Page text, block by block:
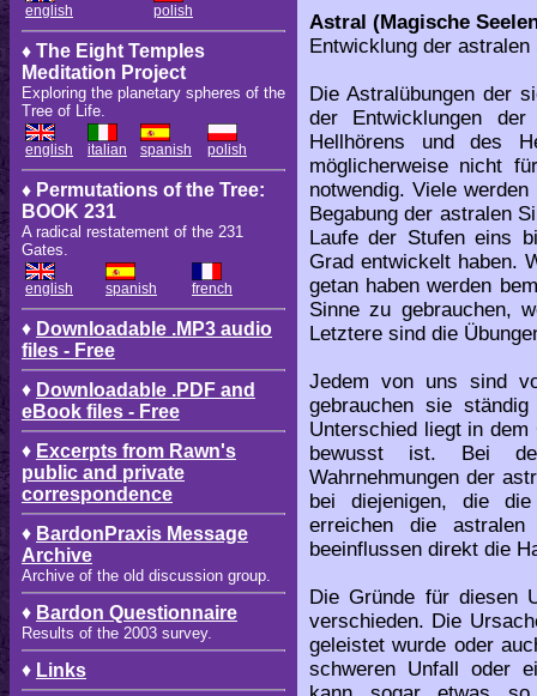
english polish
♦ The Eight Temples
Meditation Project
Exploring the planetary spheres of the
Tree of Life.
english italian spanish polish
♦ Permutations of the Tree:
BOOK 231
A radical restatement of the 231
Gates.
english spanish french
♦ Downloadable .MP3 audio
files - Free
♦ Downloadable .PDF and
eBook files - Free
♦ Excerpts from Rawn's
public and private
correspondence
♦ BardonPraxis Message
Archive
Archive of the old discussion group.
♦ Bardon Questionnaire
Results of the 2003 survey.
♦ Links
Astral (Magische
Entwicklung der astralen
Die Astralübungen der
der Entwicklungen
Hellhörens und des
möglicherweise nicht
notwendig. Viele
Begabung der astralen
Laufe der Stufen eins
Grad entwickelt haben.
getan haben werden
Sinne zu gebrauchen,
Letztere sind die
Jedem von uns sind
gebrauchen sie
Unterschied liegt in
bewusst ist. Bei
Wahrnehmungen der
bei diejenigen, die
erreichen die astralen
beeinflussen direkt die
Die Gründe für diesen
verschieden. Die
geleistet wurde oder
schweren Unfall oder